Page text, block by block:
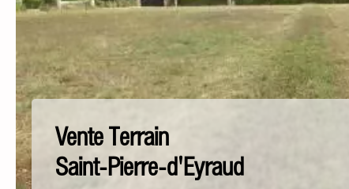
Vente Terrain
Saint-Pierre-d'Eyraud